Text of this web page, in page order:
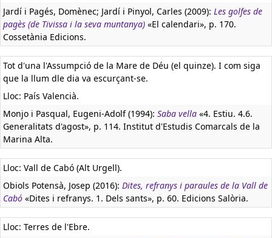
Jardí i Pagés, Domènec; Jardí i Pinyol, Carles (2009): Les golfes de
pagès (de Tivissa i la seva muntanya) «El calendari», p. 170.
Cossetània Edicions.
Tot d'una l'Assumpció de la Mare de Déu (el quinze). I com siga
que la llum dle dia va escurçant-se.
Lloc: País Valencià.
Monjo i Pasqual, Eugeni-Adolf (1994): Saba vella «4. Estiu. 4.6.
Generalitats d'agost», p. 114. Institut d'Estudis Comarcals de la
Marina Alta.
Lloc: Vall de Cabó (Alt Urgell).
Obiols Potensà, Josep (2016): Dites, refranys i paraules de la Vall de
Cabó «Dites i refranys. 1. Dels sants», p. 60. Edicions Salòria.
Lloc: Terres de l'Ebre.